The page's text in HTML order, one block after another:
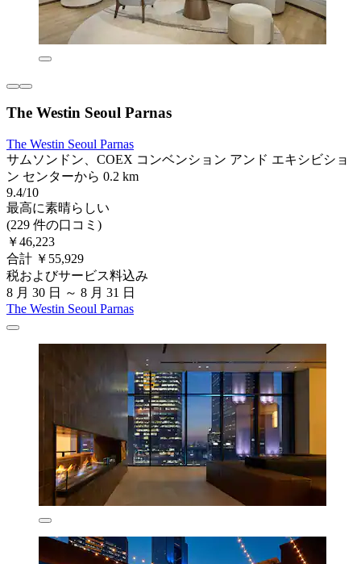
The Westin Seoul Parnas
The Westin Seoul Parnas
サムソンドン、COEX コンベンション アンド エキシビショ
ン センターから 0.2 km
9.4/10
最高に素晴らしい
(229 件の口コミ)
￥46,223
合計 ￥55,929
税およびサービス料込み
8 月 30 日 ～ 8 月 31 日
The Westin Seoul Parnas